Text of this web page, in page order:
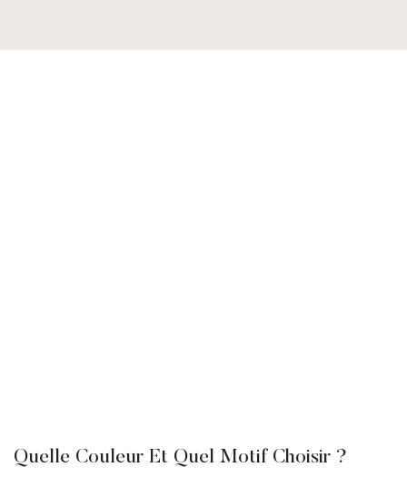
Quelle Couleur Et Quel Motif Choisir ?